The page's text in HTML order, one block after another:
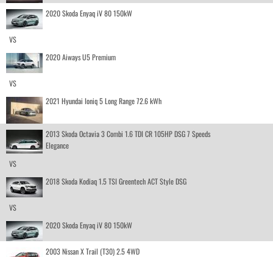
2020 Skoda Enyaq iV 80 150kW
VS
2020 Aiways U5 Premium
VS
2021 Hyundai Ioniq 5 Long Range 72.6 kWh
2013 Skoda Octavia 3 Combi 1.6 TDI CR 105HP DSG 7 Speeds
Elegance
VS
2018 Skoda Kodiaq 1.5 TSI Greentech ACT Style DSG
VS
2020 Skoda Enyaq iV 80 150kW
2003 Nissan X Trail (T30) 2.5 4WD